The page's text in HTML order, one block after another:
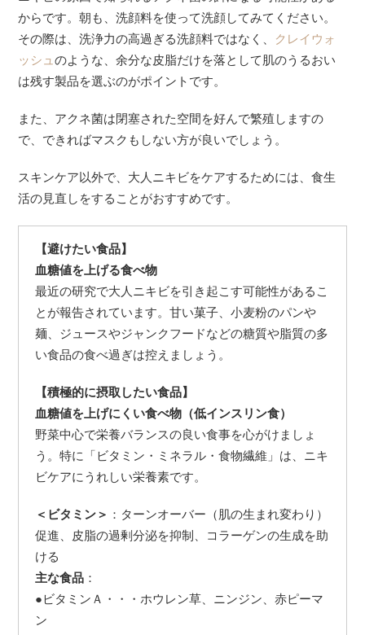
からです。朝も、洗顔料を使って洗顔してみてください。
その際は、洗浄力の高過ぎる洗顔料ではなく、 クレイウォ
ッシュのような、余分な皮脂だけを落として肌のうるおい
は残す製品を選ぶのがポイントです。
また、アクネ菌は閉塞された空間を好んで繁殖しますの
で、できればマスクもしない方が良いでしょう。
スキンケア以外で、大人ニキビをケアするためには、食生
活の見直しをすることがおすすめです。
【避けたい食品】
血糖値を上げる食べ物
最近の研究で大人ニキビを引き起こす可能性があるこ
とが報告されています。甘い菓子、小麦粉のパンや
麺、ジュースやジャンクフードなどの糖質や脂質の多
い食品の食べ過ぎは控えましょう。
【積極的に摂取したい食品】
血糖値を上げにくい食べ物（低インスリン食）
野菜中心で栄養バランスの良い食事を心がけましょ
う。特に「ビタミン・ミネラル・食物繊維」は、ニキ
ビケアにうれしい栄養素です。
＜ビタミン＞ ：ターンオーバー（肌の生まれ変わり）
促進、皮脂の過剰分泌を抑制、コラーゲンの生成を助
ける
主な食品 ：
●ビタミンＡ・・・ホウレン草、ニンジン、赤ピーマ
ン